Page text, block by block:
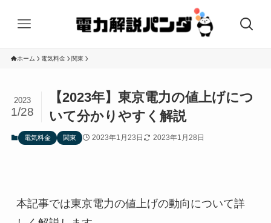
ホーム 電気料金 関東
【2023年】東京電力の値上げにつ
いて分かりやすく解説
2023
1/28
電気料金 関東 2023年1月23日 2023年1月28日
本記事では東京電力の値上げの動向について詳